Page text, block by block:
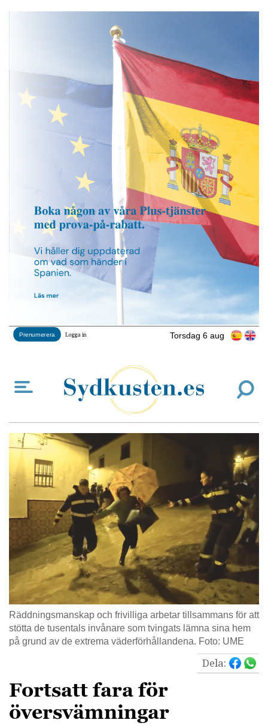
Torsdag 6 aug
Prenumerera Logga in
Räddningsmanskap och frivilliga arbetar tillsammans för att
stötta de tusentals invånare som tvingats lämna sina hem
på grund av de extrema väderförhållandena. Foto: UME
Dela:
Fortsatt fara för
översvämningar